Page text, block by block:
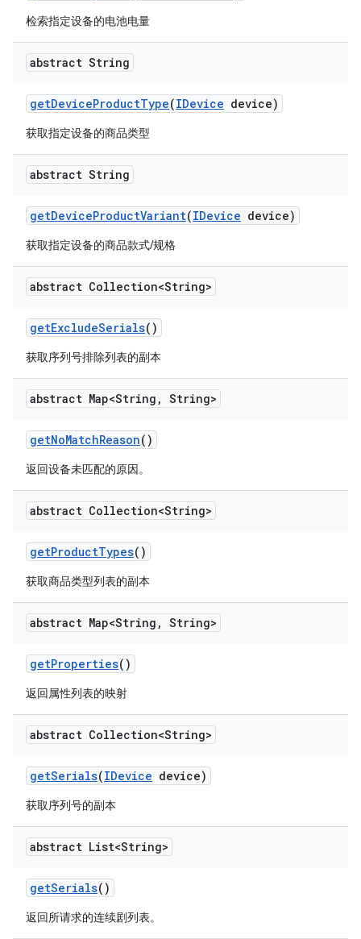
检索指定设备的电池电量
abstract String
getDeviceProductType(IDevice device)
获取指定设备的商品类型
abstract String
getDeviceProductVariant(IDevice device)
获取指定设备的商品款式/规格
abstract Collection<String>
getExcludeSerials()
获取序列号排除列表的副本
abstract Map<String , String>
getNoMatchReason()
返回设备未匹配的原因。
abstract Collection<String>
getProductTypes()
获取商品类型列表的副本
abstract Map<String , String>
getProperties()
返回属性列表的映射
abstract Collection<String>
getSerials(IDevice device)
获取序列号的副本
abstract List<String>
getSerials()
返回所请求的连续剧列表。